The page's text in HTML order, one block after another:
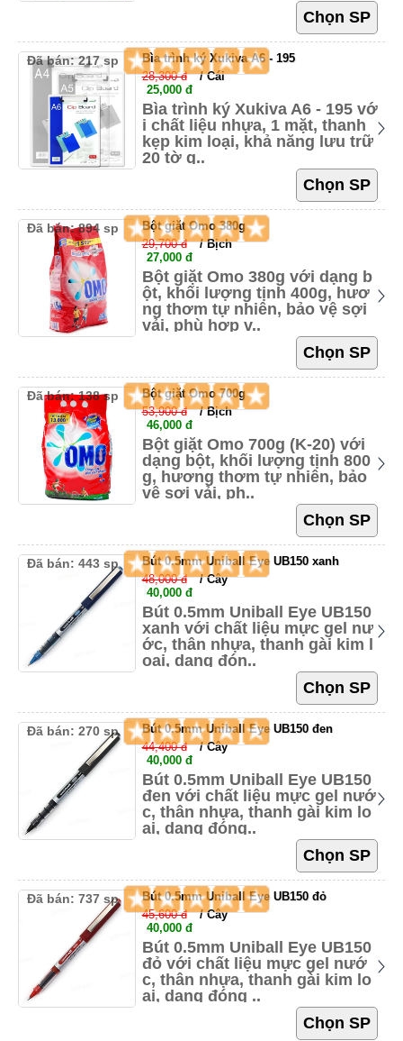
Bìa trình ký Xukiva A6 - 195
28,300 đ
/ Cái
25,000 đ
Bìa trình ký Xukiva A6 - 195 vớ
i chất liệu nhựa, 1 mặt, thanh
kẹp kim loại, khả năng lưu trữ
20 tờ g..
Đã bán: 217 sp
Bột giặt Omo 380g
29,700 đ
/ Bịch
27,000 đ
Bột giặt Omo 380g với dạng b
ột, khối lượng tịnh 400g, hươ
ng thơm tự nhiên, bảo vệ sợi
vải, phù hợp v..
Đã bán: 894 sp
Bột giặt Omo 700g
53,900 đ
/ Bịch
46,000 đ
Bột giặt Omo 700g (K-20) với
dạng bột, khối lượng tịnh 800
g, hương thơm tự nhiên, bảo
vệ sợi vải, ph..
Đã bán: 138 sp
Bút 0.5mm Uniball Eye UB150 xanh
48,000 đ
/ Cây
40,000 đ
Bút 0.5mm Uniball Eye UB150
xanh với chất liệu mực gel nư
ớc, thân nhựa, thanh gài kim l
oại, dạng đón..
Đã bán: 443 sp
Bút 0.5mm Uniball Eye UB150 đen
44,400 đ
/ Cây
40,000 đ
Bút 0.5mm Uniball Eye UB150
đen với chất liệu mực gel nướ
c, thân nhựa, thanh gài kim lo
ại, dạng đóng..
Đã bán: 270 sp
Bút 0.5mm Uniball Eye UB150 đỏ
45,600 đ
/ Cây
40,000 đ
Bút 0.5mm Uniball Eye UB150
đỏ với chất liệu mực gel nướ
c, thân nhựa, thanh gài kim lo
ại, dạng đóng ..
Đã bán: 737 sp